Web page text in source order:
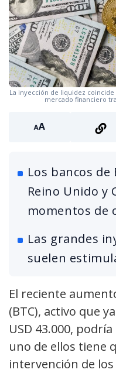
La inyección de liquidez
mercado financiero
Los bancos de
Reino Unido y
momentos de
Las grandes
suelen
El reciente
(BTC), activo que
USD 43.000,
uno de ellos tiene
intervención de